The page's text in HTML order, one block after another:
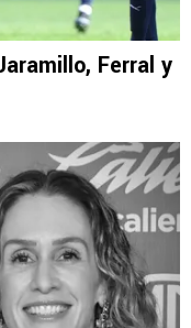
Ferral y